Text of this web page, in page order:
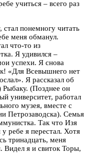
учиться – всего раз
стал понемногу читать
меня обманул.
что-то из
Я удивился –
успехи. Я снова
«Для Всевышнего нет
Я рассказал об
(Позднее он
университет, работал
музея, вместе с
Петрозаводска). Семья
Так что Изя
ребе я перестал. Хотя
тринадцать, меня
Видел я и свиток Торы,